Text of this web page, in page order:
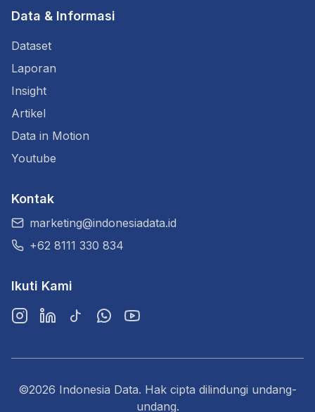
Data & Informasi
Dataset
Laporan
Insight
Artikel
Data in Motion
Youtube
Kontak
marketing@indonesiadata.id
+62 8111 330 834
Ikuti Kami
InstagramLinkedInTikTokWhatsAppYouTube
©2026 Indonesia Data. Hak cipta dilindungi undang-
undang.